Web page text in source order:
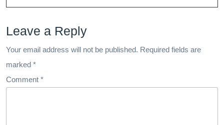
Leave a Reply
Your email address will not be published. Required fields are
marked *
Comment *